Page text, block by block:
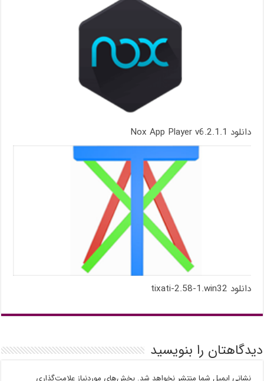
دانلود Nox App Player v6.2.1.1
دانلود tixati-2.58-1.win32
دیدگاهتان را بنویسید
نشانی ایمیل شما منتشر نخواهد شد. بخش‌های موردنیاز علامت‌گذاری